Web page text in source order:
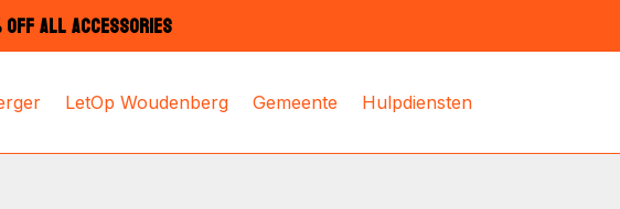
ALL ACCESSORIES
LetOp Woudenberg Gemeente Hulpdiensten